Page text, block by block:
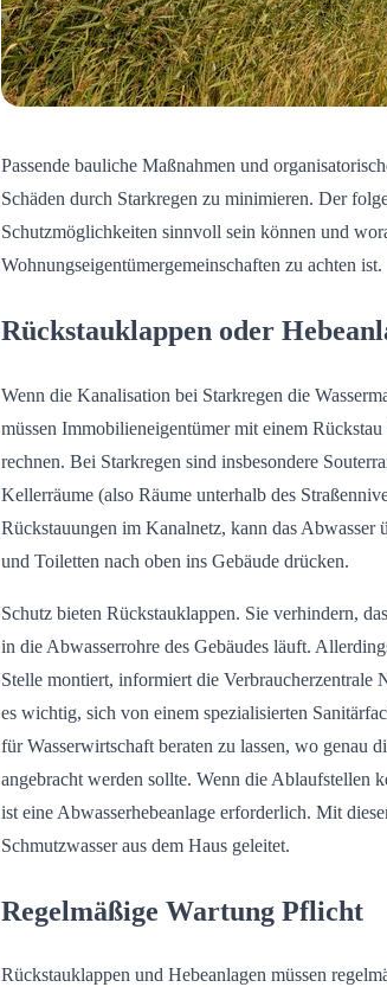
Passende bauliche Maßnahmen und
Schäden durch Starkregen zu minimieren. Der
Schutzmöglichkeiten sinnvoll sein können und
Wohnungseigentümergemeinschaften zu achten ist.
Rückstauklappen oder
Wenn die Kanalisation bei Starkregen die
müssen Immobilieneigentümer mit einem
rechnen. Bei Starkregen sind insbesondere
Kellerräume (also Räume unterhalb des
Rückstauungen im Kanalnetz, kann das Abwasser
und Toiletten nach oben ins Gebäude drücken.
Schutz bieten Rückstauklappen. Sie verhindern,
in die Abwasserrohre des Gebäudes läuft.
Stelle montiert, informiert die Verbraucherzentrale
es wichtig, sich von einem spezialisierten
für Wasserwirtschaft beraten zu lassen, wo genau
angebracht werden sollte. Wenn die Ablaufstellen
ist eine Abwasserhebeanlage erforderlich. Mit
Schmutzwasser aus dem Haus geleitet.
Regelmäßige Wartung Pflicht
Rückstauklappen und Hebeanlagen müssen